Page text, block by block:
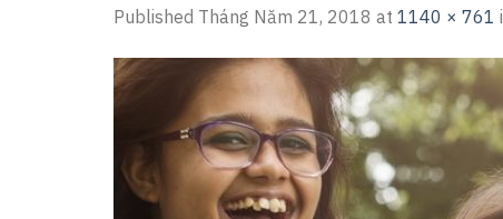
Published Tháng Năm 21, 2018 at 1140 × 761